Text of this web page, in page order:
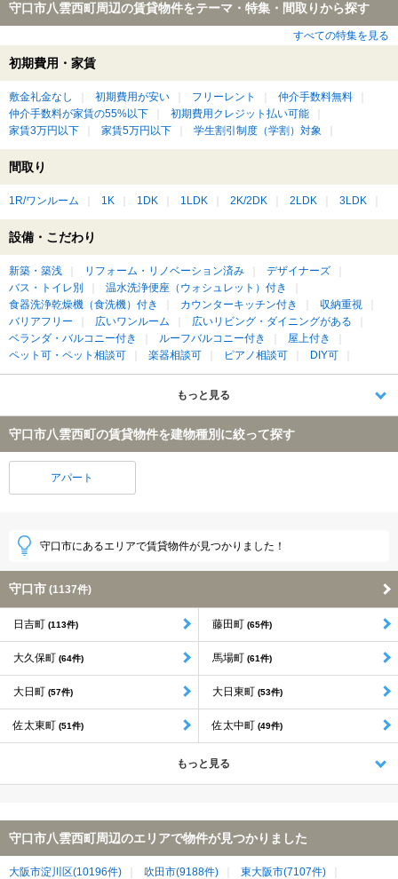
守口市八雲西町周辺の賃貸物件をテーマ・特集・間取りから探す
すべての特集を見る
初期費用・家賃
敷金礼金なし 初期費用が安い フリーレント
仲介手数料無料
仲介手数料が家賃の55%以下
初期費用クレジット払い可能
家賃3万円以下
家賃5万円以下 学生割引制度（学割）対象
間取り
1R/ワンルーム 1K 1DK 1LDK 2K/2DK 2LDK 3LDK
設備・こだわり
新築・築浅 リフォーム・リノベーション済み
デザイナーズ
バス・トイレ別
温水洗浄便座（ウォシュレット）付き
食器洗浄乾燥機（食洗機）付き
カウンターキッチン付き
収納重視
バリアフリー
広いワンルーム
広いリビング・ダイニングがある
ベランダ・バルコニー付き
ルーフバルコニー付き
屋上付き
ペット可・ペット相談可
楽器相談可 ピアノ相談可 DIY可
もっと見る
守口市八雲西町の賃貸物件を建物種別に絞って探す
アパート
守口市にあるエリアで賃貸物件が見つかりました！
守口市 (1137件)
日吉町 (113件) 藤田町 (65件)
大久保町 (64件) 馬場町 (61件)
大日町 (57件) 大日東町 (53件)
佐太東町 (51件) 佐太中町 (49件)
もっと見る
守口市八雲西町周辺のエリアで物件が見つかりました
大阪市淀川区(10196件) 吹田市(9188件)
東大阪市(7107件)